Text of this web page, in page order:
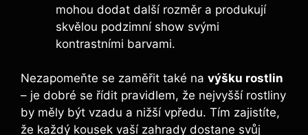
mohou dodat další rozměr a produkují
skvělou podzimní show svými
kontrastními barvami.
Nezapomeňte se zaměřit také na výšku rostlin
– je dobré se řídit pravidlem, že nejvyšší rostliny
by měly být vzadu a nižší vpředu. Tím zajistíte,
že každý kousek vaší zahrady dostane svůj